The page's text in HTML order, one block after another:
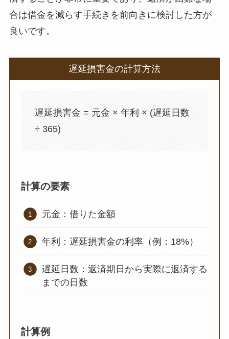
合は借金を減らす手続きを前向きに検討した方が
良いです。
遅延損害金の計算方法
遅延損害金 = 元金 × 年利 × (遅延日数
÷ 365)
計算の要素
元金：借りた金額
年利：遅延損害金の利率（例：18%）
遅延日数：返済期日から実際に返済する
までの日数
計算例